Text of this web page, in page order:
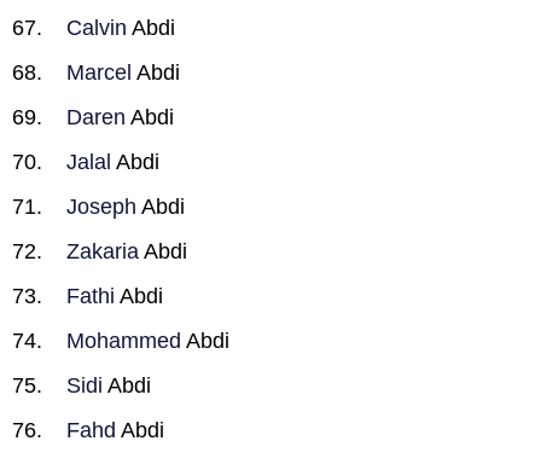
Calvin Abdi
Marcel Abdi
Daren Abdi
Jalal Abdi
Joseph Abdi
Zakaria Abdi
Fathi Abdi
Mohammed Abdi
Sidi Abdi
Fahd Abdi